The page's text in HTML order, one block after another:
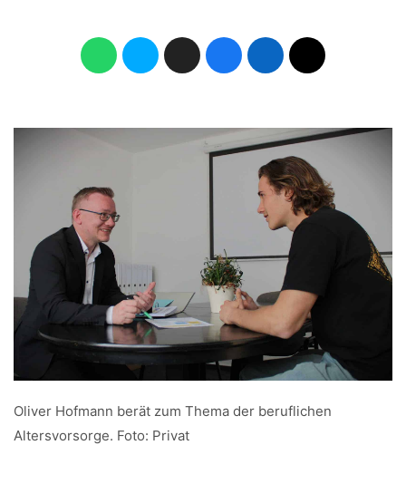
Oliver Hofmann berät zum Thema der beruflichen
Altersvorsorge. Foto: Privat